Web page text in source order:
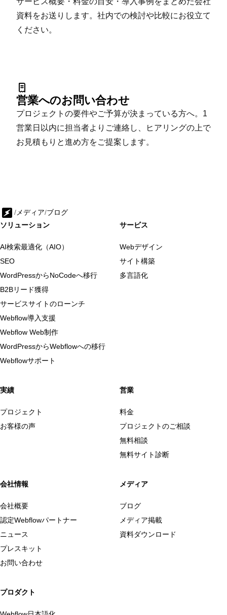
資料をお送りします。社内での検討や比較にお役立て
ください。
営業へのお問い合わせ
プロジェクトの要件やご予算が決まっている方へ。1
営業日以内に担当者よりご連絡し、ヒアリングの上で
お見積もりと進め方をご提案します。
/メディア/ブログ
ソリューション
AI検索最適化（AIO）
SEO
WordPressからNoCodeへ移行
B2Bリード獲得
サービスサイトのローンチ
Webflow導入支援
Webflow Web制作
WordPressからWebflowへの移行
Webflowサポート
サービス
Webデザイン
サイト構築
多言語化
実績
プロジェクト
お客様の声
営業
料金
プロジェクトのご相談
無料相談
無料サイト診断
会社情報
会社概要
認定Webflowパートナー
ニュース
プレスキット
お問い合わせ
メディア
ブログ
メディア掲載
資料ダウンロード
プロダクト